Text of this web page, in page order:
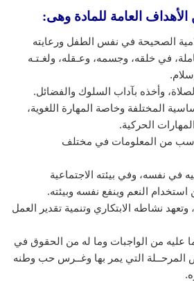
العامة للمادة وهى:
الصحيحة في نفس الطفل ورعايته
في خلقه، وجسمه، وعـقله، ولغـتـه
وأخذه بآداب السلوك والفضائل.
المختلفة وخاصة المهارة اللغوية،
الحركية.
من المعلومات في مختلف
في نفسه، وفي بيئته الاجتماعية
استخدام النعم وينفع نفسه وبيئته.
وتعهد نشاطه الابتكاري وتنمية تقدير العمل
عليه من الواجبات وما له من الحقوق في
التي يمر بها وغــرس حب وطنه